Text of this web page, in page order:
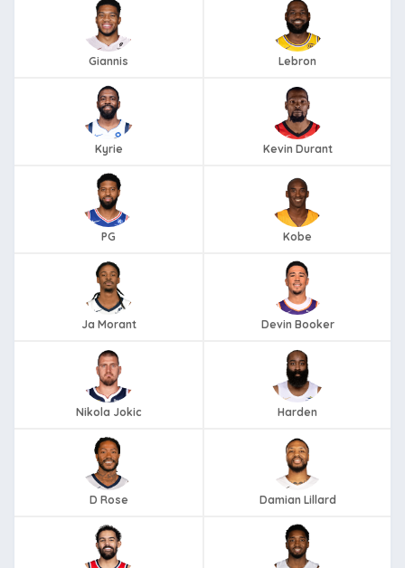
Giannis Lebron
Kyrie Kevin Durant
PG Kobe
Ja Morant Devin Booker
Nikola Jokic Harden
D Rose Damian Lillard